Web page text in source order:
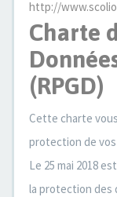
http://
Charte
(RPGD)
Cette charte
protection de
Le 25 mai 2018
la protection des